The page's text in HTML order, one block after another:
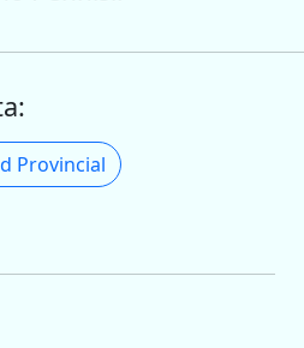
Provincial